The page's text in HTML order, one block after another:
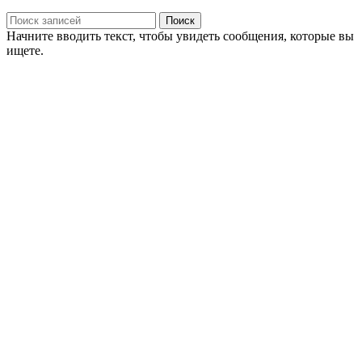
Поиск
Начните вводить текст, чтобы увидеть сообщения, которые вы
ищете.